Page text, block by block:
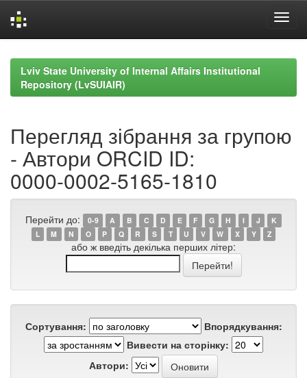
navigationLviv State University of Internal Affairs Institutional
Repository (LvSUIAIR)
Перегляд зібрання за групою
- Автори ORCID ID:
0000­-0002-­5165­-1810
Перейти до: 0-9 A B C D E F G H I J
K
L
M N O P Q R S T U V W X Y Z
або ж введіть декілька перших літер:
Сортування:
Впорядкування:
Вивести на сторінку:
Автори: